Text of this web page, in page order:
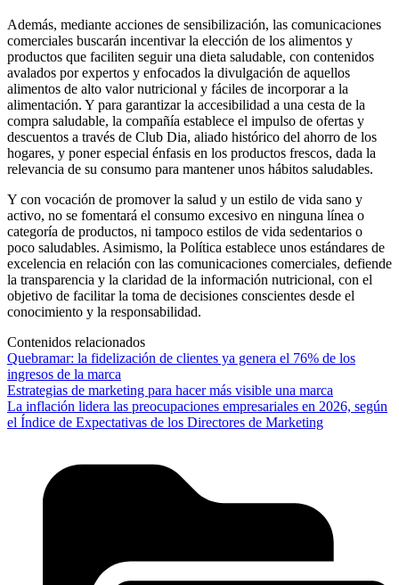
Además, mediante acciones de sensibilización, las comunicaciones
comerciales buscarán incentivar la elección de los alimentos y
productos que faciliten seguir una dieta saludable, con contenidos
avalados por expertos y enfocados la divulgación de aquellos
alimentos de alto valor nutricional y fáciles de incorporar a la
alimentación. Y para garantizar la accesibilidad a una cesta de la
compra saludable, la compañía establece el impulso de ofertas y
descuentos a través de Club Dia, aliado histórico del ahorro de los
hogares, y poner especial énfasis en los productos frescos, dada la
relevancia de su consumo para mantener unos hábitos saludables.
Y con vocación de promover la salud y un estilo de vida sano y
activo, no se fomentará el consumo excesivo en ninguna línea o
categoría de productos, ni tampoco estilos de vida sedentarios o
poco saludables. Asimismo, la Política establece unos estándares de
excelencia en relación con las comunicaciones comerciales, defiende
la transparencia y la claridad de la información nutricional, con el
objetivo de facilitar la toma de decisiones conscientes desde el
conocimiento y la responsabilidad.
Contenidos relacionados
Quebramar: la fidelización de clientes ya genera el 76% de los
ingresos de la marca
Estrategias de marketing para hacer más visible una marca
La inflación lidera las preocupaciones empresariales en 2026, según
el Índice de Expectativas de los Directores de Marketing